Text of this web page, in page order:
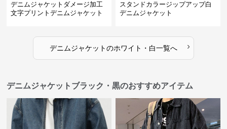
デニムジャケットダメージ加工
文字プリントデニムジャケット
スタンドカラージップアップ白
デニムジャケット
デニムジャケットのホワイト・白一覧へ ›
デニムジャケットブラック・黒のおすすめアイテム